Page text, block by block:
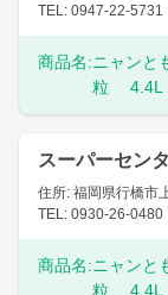
TEL: 0947-22-5731
商品名:ニャン
粒 4.4L
スーパーセン
住所: 福岡県行橋市
TEL: 0930-26-0480
商品名:ニャン
粒 4.4L